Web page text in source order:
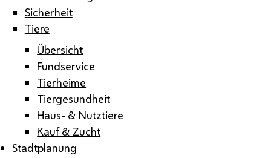
Sicherheit
Tiere
Übersicht
Fundservice
Tierheime
Tiergesundheit
Haus- & Nutztiere
Kauf & Zucht
Stadtplanung